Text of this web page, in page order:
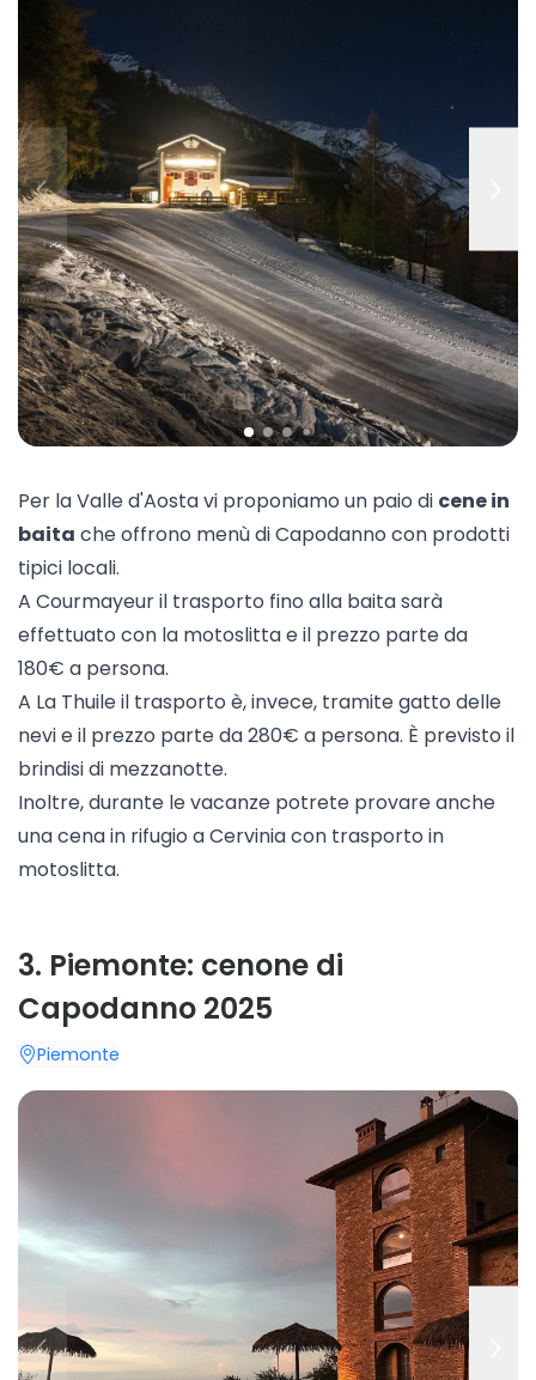
Per la Valle d'Aosta vi proponiamo un paio di cene in
baita che offrono menù di Capodanno con prodotti
tipici locali.
A Courmayeuril trasporto fino alla baita sarà
effettuato con la motoslitta e il prezzo parte da
180€ a persona.
A La Thuileil trasporto è, invece, tramite gatto delle
nevi e il prezzo parte da 280€ a persona. È previsto il
brindisi di mezzanotte.
Inoltre, durante le vacanze potrete provare anche
una cena in rifugio aCerviniacon trasporto in
motoslitta.
3. Piemonte: cenone di
Capodanno 2025
Piemonte